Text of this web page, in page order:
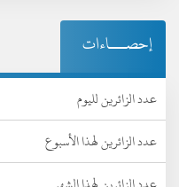
إحصـــاءات
عدد الزائرين لليوم
عدد الزائرين لهذا الأسبوع